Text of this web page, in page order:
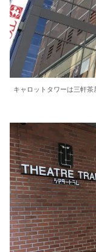
キャロットタワーは三軒茶